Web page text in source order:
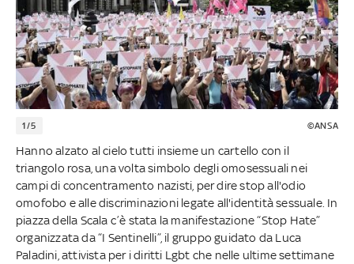
1/5 ©ANSA
Hanno alzato al cielo tutti insieme un cartello con il
triangolo rosa, una volta simbolo degli omosessuali nei
campi di concentramento nazisti, per dire stop all'odio
omofobo e alle discriminazioni legate all'identità sessuale. In
piazza della Scala c’è stata la manifestazione “Stop Hate”
organizzata da “I Sentinelli”, il gruppo guidato da Luca
Paladini, attivista per i diritti Lgbt che nelle ultime settimane